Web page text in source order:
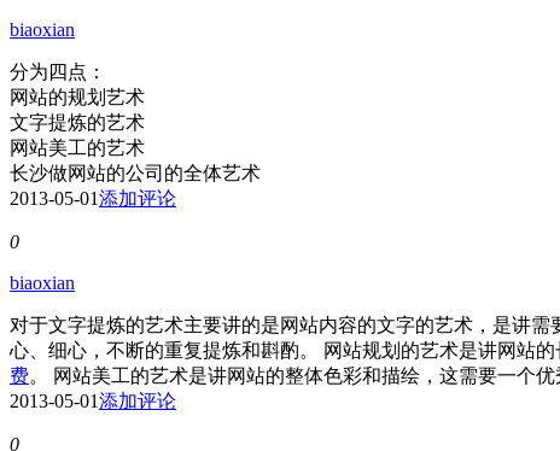
biaoxian
分为四点：
网站的规划艺术
文字提炼的艺术
网站美工的艺术
长沙做网站的公司的全体艺术
2013-05-01添加评论
0
biaoxian
对于文字提炼的艺术主要讲的是网站内容的文字的艺术，是讲
心、细心，不断的重复提炼和斟酌。 网站规划的艺术是讲网站
费。 网站美工的艺术是讲网站的整体色彩和描绘，这需要一个优
2013-05-01添加评论
0